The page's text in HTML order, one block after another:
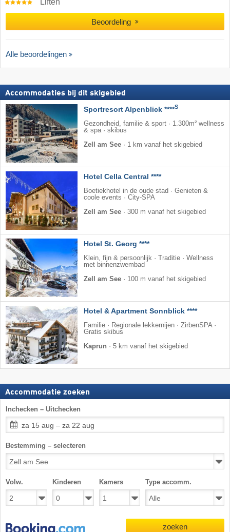
Liften
Beoordeling
Alle beoordelingen
Accommodaties bij dit skigebied
Sportresort Alpenblick ****S
Gezondheid, familie & sport · 1.300m² wellness
& spa · skibus
Zell am See · 1 km vanaf het skigebied
Hotel Cella Central ****
Boetiekhotel in de oude stad · Genieten &
coole events · City-SPA
Zell am See · 300 m vanaf het skigebied
Hotel St. Georg ****
Klein, fijn & persoonlijk · Traditie · Wellness
met binnenzwembad
Zell am See · 100 m vanaf het skigebied
Hotel & Apartment Sonnblick ****
Familie · Regionale lekkernijen · ZirbenSPA ·
Gratis skibus
Kaprun · 5 km vanaf het skigebied
Accommodatie zoeken
Inchecken – Uitchecken
za 15 aug – za 22 aug
Bestemming – selecteren
Volw. Kinderen Kamers Type accomm.
zoeken